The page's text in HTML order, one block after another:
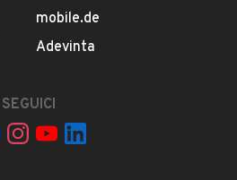
mobile.de
Adevinta
SEGUICI